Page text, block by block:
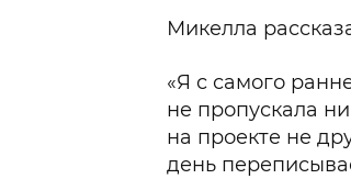
Микелла
«Я с самого
не пропускала
на проекте не
день